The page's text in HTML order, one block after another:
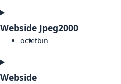
Webside Jpeg2000
octetbin
Webside